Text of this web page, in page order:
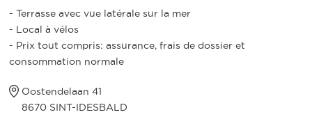
- Terrasse avec vue latérale sur la mer
- Local à vélos
- Prix tout compris: assurance, frais de dossier et
consommation normale
Oostendelaan 41
8670 SINT-IDESBALD